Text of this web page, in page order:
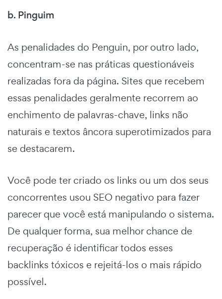
b. Pinguim
As penalidades do Penguin, por outro lado,
concentram-se nas práticas questionáveis
realizadas fora da página. Sites que recebem
essas penalidades geralmente recorrem ao
enchimento de palavras-chave, links não
naturais e textos âncora superotimizados para
se destacarem.
Você pode ter criado os links ou um dos seus
concorrentes usou SEO negativo para fazer
parecer que você está manipulando o sistema.
De qualquer forma, sua melhor chance de
recuperação é identificar todos esses
backlinks tóxicos e rejeitá-los o mais rápido
possível.